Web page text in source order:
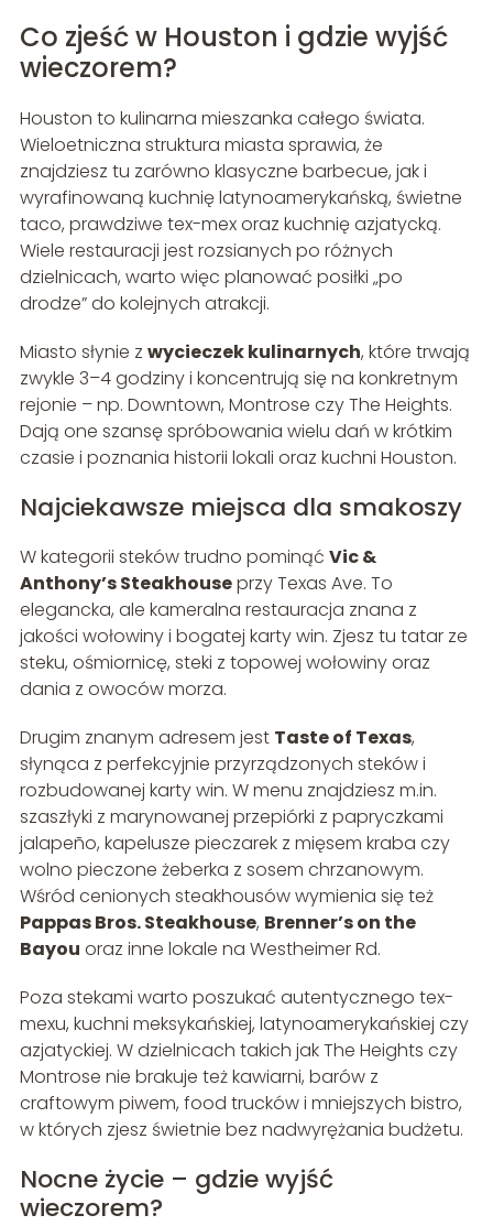
Co zjeść w Houston i gdzie wyjść
wieczorem?
Houston to kulinarna mieszanka całego świata.
Wieloetniczna struktura miasta sprawia, że
znajdziesz tu zarówno klasyczne barbecue, jak i
wyrafinowaną kuchnię latynoamerykańską, świetne
taco, prawdziwe tex-mex oraz kuchnię azjatycką.
Wiele restauracji jest rozsianych po różnych
dzielnicach, warto więc planować posiłki „po
drodze” do kolejnych atrakcji.
Miasto słynie z wycieczek kulinarnych, które trwają
zwykle 3–4 godziny i koncentrują się na konkretnym
rejonie – np. Downtown, Montrose czy The Heights.
Dają one szansę spróbowania wielu dań w krótkim
czasie i poznania historii lokali oraz kuchni Houston.
Najciekawsze miejsca dla smakoszy
W kategorii steków trudno pominąć Vic &
Anthony’s Steakhouseprzy Texas Ave. To
elegancka, ale kameralna restauracja znana z
jakości wołowiny i bogatej karty win. Zjesz tu tatar ze
steku, ośmiornicę, steki z topowej wołowiny oraz
dania z owoców morza.
Drugim znanym adresem jest Taste of Texas,
słynąca z perfekcyjnie przyrządzonych steków i
rozbudowanej karty win. W menu znajdziesz m.in.
szaszłyki z marynowanej przepiórki z papryczkami
jalapeño, kapelusze pieczarek z mięsem kraba czy
wolno pieczone żeberka z sosem chrzanowym.
Wśród cenionych steakhousów wymienia się też
Pappas Bros. Steakhouse, Brenner’s on the
Bayou oraz inne lokale na Westheimer Rd.
Poza stekami warto poszukać autentycznego tex-
mexu, kuchni meksykańskiej, latynoamerykańskiej czy
azjatyckiej. W dzielnicach takich jak The Heights czy
Montrose nie brakuje też kawiarni, barów z
craftowym piwem, food trucków i mniejszych bistro,
w których zjesz świetnie bez nadwyrężania budżetu.
Nocne życie – gdzie wyjść
wieczorem?